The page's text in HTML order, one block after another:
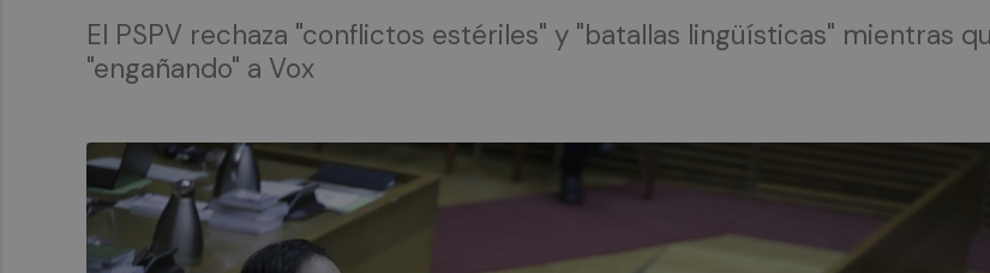
El PSPV rechaza "conflictos estériles" y "batallas lingüísticas" mientras
"engañando" a Vox